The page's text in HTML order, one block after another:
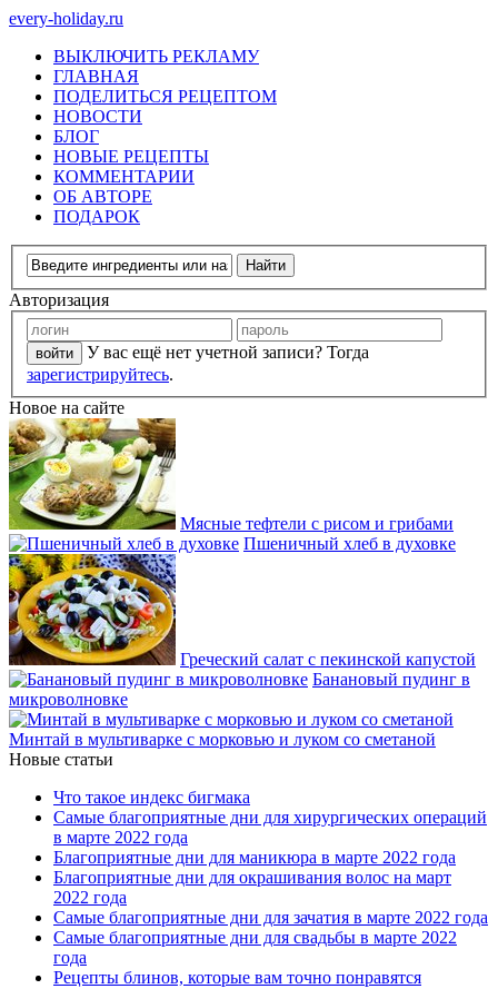
every-holiday.ru
ВЫКЛЮЧИТЬ РЕКЛАМУ
ГЛАВНАЯ
ПОДЕЛИТЬСЯ РЕЦЕПТОМ
НОВОСТИ
БЛОГ
НОВЫЕ РЕЦЕПТЫ
КОММЕНТАРИИ
ОБ АВТОРЕ
ПОДАРОК
Авторизация
У вас ещё нет учетной записи? Тогда
зарегистрируйтесь.
Новое на сайте
Мясные тефтели с рисом и грибами
Пшеничный хлеб в духовке
Греческий салат с пекинской капустой
Банановый пудинг в
микроволновке
Минтай в мультиварке с морковью и луком со сметаной
Новые статьи
Что такое индекс бигмака
Самые благоприятные дни для хирургических операций
в марте 2022 года
Благоприятные дни для маникюра в марте 2022 года
Благоприятные дни для окрашивания волос на март
2022 года
Самые благоприятные дни для зачатия в марте 2022 года
Самые благоприятные дни для свадьбы в марте 2022
года
Рецепты блинов, которые вам точно понравятся